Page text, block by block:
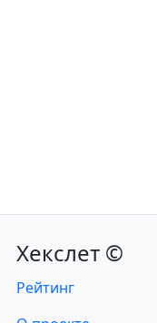
Хекслет ©
Рейтинг